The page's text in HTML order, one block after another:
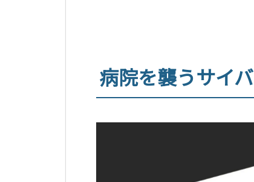
病院を襲うサイ